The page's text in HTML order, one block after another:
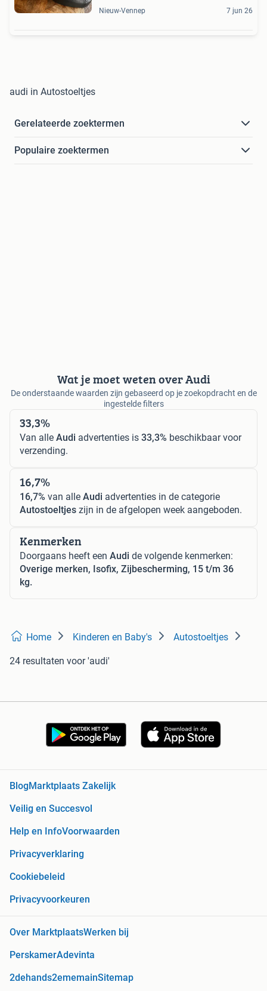
Nieuw-Vennep 7 jun 26
audi in Autostoeltjes
Gerelateerde zoektermen
Populaire zoektermen
Wat je moet weten over Audi
De onderstaande waarden zijn gebaseerd op je zoekopdracht en de
ingestelde filters
33,3%
Van alle Audi advertenties is 33,3% beschikbaar voor
verzending.
16,7%
16,7% van alle Audi advertenties in de categorie
Autostoeltjes zijn in de afgelopen week aangeboden.
Kenmerken
Doorgaans heeft een Audi de volgende kenmerken:
Overige merken, Isofix, Zijbescherming, 15 t/m 36
kg.
Home Kinderen en Baby's Autostoeltjes
24 resultaten voor 'audi'
BlogMarktplaats Zakelijk
Veilig en Succesvol
Help en InfoVoorwaarden
Privacyverklaring
Cookiebeleid
Privacyvoorkeuren
Over MarktplaatsWerken bij
PerskamerAdevinta
2dehands2ememainSitemap